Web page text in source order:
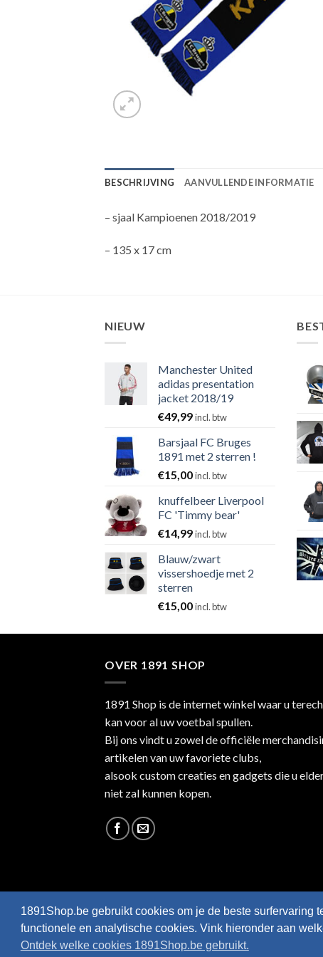
BESCHRIJVING AANVULLENDE INFORMATIE
– sjaal Kampioenen 2018/2019
– 135 x 17 cm
NIEUW
Manchester United
adidas presentation
jacket 2018/19
€49,99incl. btw
Barsjaal FC Bruges
1891 met 2 sterren !
€15,00incl. btw
knuffelbeer Liverpool
FC 'Timmy bear'
€14,99incl. btw
Blauw/zwart
vissershoedje met 2
sterren
€15,00incl. btw
OVER 1891 SHOP
1891 Shop is de internet winkel waar u
kan voor al uw voetbal spullen.
Bij ons vindt u zowel de officiële
artikelen van uw favoriete clubs,
alsook custom creaties en gadgets die u
niet zal kunnen kopen.
Webshop created byHappyWebsites
1891Shop.be gebruikt cookies om je de beste
functionele en analytische cookies. Vink hieronder aan
Ontdek welke cookies 1891Shop.be gebruikt.